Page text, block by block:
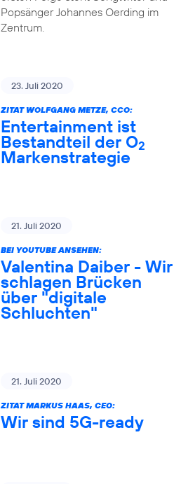
Popsänger Johannes Oerding im
Zentrum.
23. Juli 2020
ZITAT WOLFGANG METZE, CCO:
Entertainment ist
Bestandteil der O2
Markenstrategie
21. Juli 2020
BEI YOUTUBE ANSEHEN:
Valentina Daiber - Wir
schlagen Brücken
über "digitale
Schluchten"
21. Juli 2020
ZITAT MARKUS HAAS, CEO:
Wir sind 5G-ready